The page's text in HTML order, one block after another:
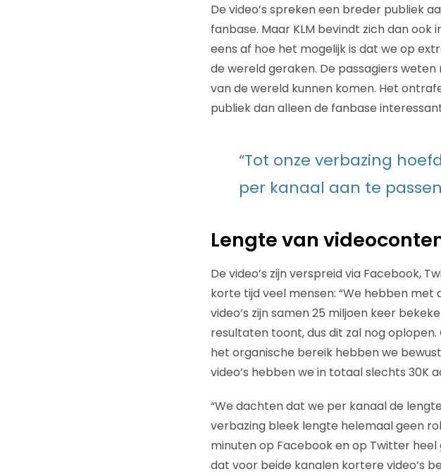
De video’s spreken een breder publiek
fanbase. Maar KLM bevindt zich dan
eens af hoe het mogelijk is dat we op
de wereld geraken. De passagiers
van de wereld kunnen komen. Het
publiek dan alleen de fanbase
“Tot onze verbazing
per kanaal aan te
Lengte van
De video’s zijn verspreid via Facebook,
korte tijd veel mensen: “We hebben
video’s zijn samen 25 miljoen keer
resultaten toont, dus dit zal nog
het organische bereik hebben we
video’s hebben we in totaal slechts 30K
“We dachten dat we per kanaal de
verbazing bleek lengte helemaal geen
minuten op Facebook en op Twitter
dat voor beide kanalen kortere video’s